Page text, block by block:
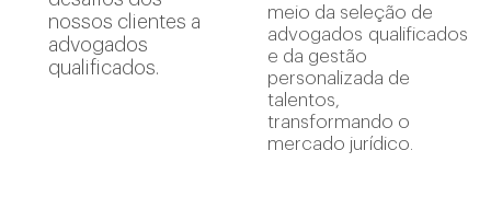
nossos clientes a
advogados
qualificados.
meio da seleção de
advogados qualificados
e da gestão
personalizada de
talentos,
transformando o
mercado jurídico.